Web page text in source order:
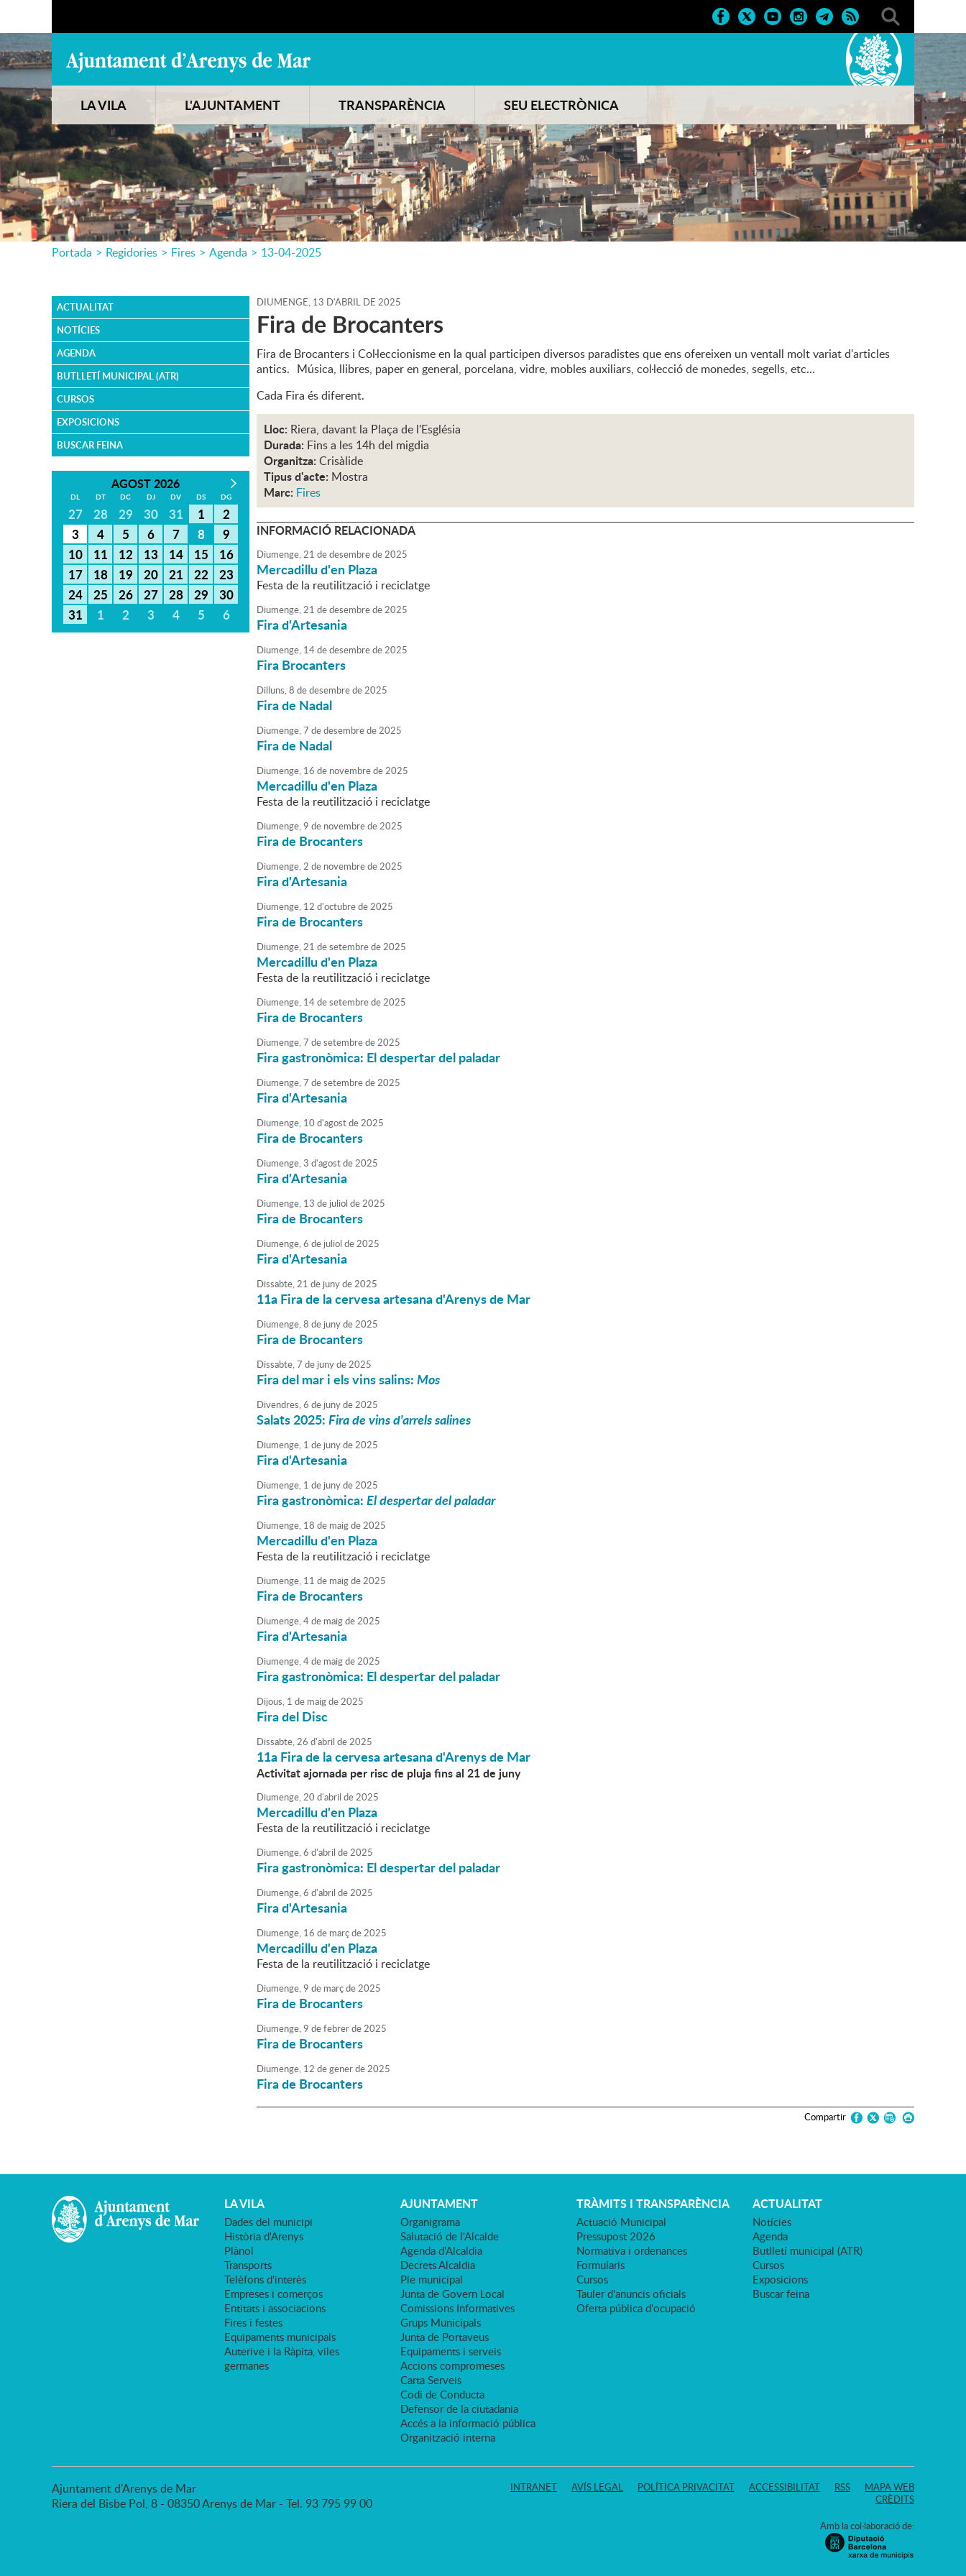
LA VILA L'AJUNTAMENT TRANSPARÈNCIA SEU ELECTRÒNICA
Portada > Regidories > Fires > Agenda > 13-04-2025
ACTUALITAT
NOTÍCIES
AGENDA
BUTLLETÍ MUNICIPAL (ATR)
CURSOS
EXPOSICIONS
BUSCAR FEINA
AGOST 2026
DL DT DC DJ DV DS DG
27 28 29 30 31 1
2
3
4 5 6 7 8
9
10
11 12 13 14 15
16
17
18 19 20 21 22
23
24
25 26 27 28 29
30
31
1 2 3 4 5 6
DIUMENGE, 13 D'ABRIL DE 2025
Fira de Brocanters
Fira de Brocanters i Col·leccionisme en la qual participen diversos paradistes que ens ofereixen un ventall molt variat d'articles
antics. Música, llibres, paper en general, porcelana, vidre, mobles auxiliars, col·lecció de monedes, segells, etc...
Cada Fira és diferent.
Lloc: Riera, davant la Plaça de l'Església
Durada: Fins a les 14h del migdia
Organitza: Crisàlide
Tipus d'acte: Mostra
Marc: Fires
INFORMACIÓ RELACIONADA
Diumenge,21 dedesembrede2025
Mercadillu d'en Plaza
Festa de la reutilització i reciclatge
Diumenge,21 dedesembrede2025
Fira d'Artesania
Diumenge, 14dedesembrede2025
Fira Brocanters
Dilluns,8 dedesembrede2025
Fira de Nadal
Diumenge,7 dedesembrede2025
Fira de Nadal
Diumenge, 16 de novembrede2025
Mercadillu d'en Plaza
Festa de la reutilització i reciclatge
Diumenge,9 de novembrede2025
Fira de Brocanters
Diumenge,2 de novembrede2025
Fira d'Artesania
Diumenge, 12 d'octubrede2025
Fira de Brocanters
Diumenge,21 desetembrede2025
Mercadillu d'en Plaza
Festa de la reutilització i reciclatge
Diumenge, 14desetembrede2025
Fira de Brocanters
Diumenge,7 desetembrede2025
Fira gastronòmica: El despertar del paladar
Diumenge,7 desetembrede2025
Fira d'Artesania
Diumenge, 10 d'agostde2025
Fira de Brocanters
Diumenge,3 d'agostde2025
Fira d'Artesania
Diumenge, 13 de juliol de2025
Fira de Brocanters
Diumenge,6 de juliol de2025
Fira d'Artesania
Dissabte,21 de junyde2025
11a Fira de la cervesa artesana d'Arenys de Mar
Diumenge,8 de junyde2025
Fira de Brocanters
Dissabte,7 de junyde2025
Fira del mar i els vins salins:Mos
Divendres,6 de junyde2025
Salats 2025:Fira de vins d'arrels salines
Diumenge, 1 de junyde2025
Fira d'Artesania
Diumenge, 1 de junyde2025
Fira gastronòmica:El despertar del paladar
Diumenge, 18 de maigde2025
Mercadillu d'en Plaza
Festa de la reutilització i reciclatge
Diumenge, 11 de maigde2025
Fira de Brocanters
Diumenge,4de maigde2025
Fira d'Artesania
Diumenge,4de maigde2025
Fira gastronòmica: El despertar del paladar
Dijous, 1 de maigde2025
Fira del Disc
Dissabte,26 d'abril de2025
11a Fira de la cervesa artesana d'Arenys de Mar
Activitat ajornada per risc de pluja fins al 21 de juny
Diumenge,20 d'abril de2025
Mercadillu d'en Plaza
Festa de la reutilització i reciclatge
Diumenge,6 d'abril de2025
Fira gastronòmica: El despertar del paladar
Diumenge,6 d'abril de2025
Fira d'Artesania
Diumenge, 16 de marçde2025
Mercadillu d'en Plaza
Festa de la reutilització i reciclatge
Diumenge,9 de marçde2025
Fira de Brocanters
Diumenge,9 defebrerde2025
Fira de Brocanters
Diumenge, 12 degenerde2025
Fira de Brocanters
Compartir
LA VILA
Dades del municipi
Història d'Arenys
Plànol
Transports
Telèfons d'interès
Empreses i comerços
Entitats i associacions
Fires i festes
Equipaments municipals
Auterive i la Ràpita, viles
germanes
AJUNTAMENT
Organigrama
Salutació de l'Alcalde
Agenda d'Alcaldia
Decrets Alcaldia
Ple municipal
Junta de Govern Local
Comissions Informatives
Grups Municipals
Junta de Portaveus
Equipaments i serveis
Accions compromeses
Carta Serveis
Codi de Conducta
Defensor de la ciutadania
Accés a la informació pública
Organització interna
TRÀMITS I TRANSPARÈNCIA
Actuació Municipal
Pressupost 2026
Normativa i ordenances
Formularis
Cursos
Tauler d'anuncis oficials
Oferta pública d'ocupació
ACTUALITAT
Notícies
Agenda
Butlletí municipal (ATR)
Cursos
Exposicions
Buscar feina
Ajuntament d'Arenys de Mar
Riera del Bisbe Pol, 8 - 08350 Arenys de Mar - Tel. 93 795 99 00
INTRANET AVÍS LEGAL POLÍTICA PRIVACITAT ACCESSIBILITAT RSS
MAPA WEB
CRÈDITS
Amb la col·laboració de: